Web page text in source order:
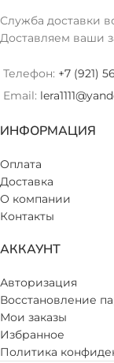
Служба доставки
Доставляем ваши
Телефон: +7 (921)
Email:
ИНФОРМАЦИЯ
Оплата
Доставка
О компании
Контакты
АККАУНТ
Авторизация
Восстановление
Мои заказы
Избранное
Политика